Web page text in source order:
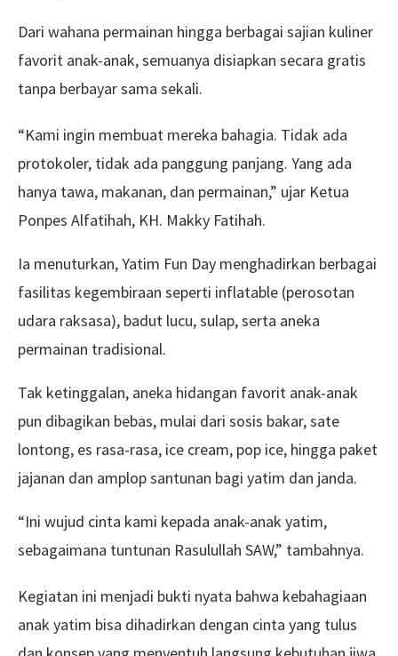
Dari wahana permainan hingga berbagai sajian kuliner
favorit anak-anak, semuanya disiapkan secara gratis
tanpa berbayar sama sekali.
“Kami ingin membuat mereka bahagia. Tidak ada
protokoler, tidak ada panggung panjang. Yang ada
hanya tawa, makanan, dan permainan,” ujar Ketua
Ponpes Alfatihah, KH. Makky Fatihah.
Ia menuturkan, Yatim Fun Day menghadirkan berbagai
fasilitas kegembiraan seperti inflatable (perosotan
udara raksasa), badut lucu, sulap, serta aneka
permainan tradisional.
Tak ketinggalan, aneka hidangan favorit anak-anak
pun dibagikan bebas, mulai dari sosis bakar, sate
lontong, es rasa-rasa, ice cream, pop ice, hingga paket
jajanan dan amplop santunan bagi yatim dan janda.
“Ini wujud cinta kami kepada anak-anak yatim,
sebagaimana tuntunan Rasulullah SAW,” tambahnya.
Kegiatan ini menjadi bukti nyata bahwa kebahagiaan
anak yatim bisa dihadirkan dengan cinta yang tulus